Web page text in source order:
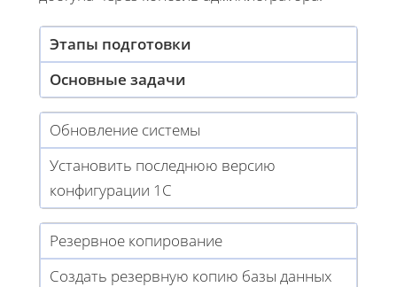
Этапы подготовки
Основные задачи
Обновление системы
Установить последнюю версию
конфигурации 1С
Резервное копирование
Создать резервную копию базы данных